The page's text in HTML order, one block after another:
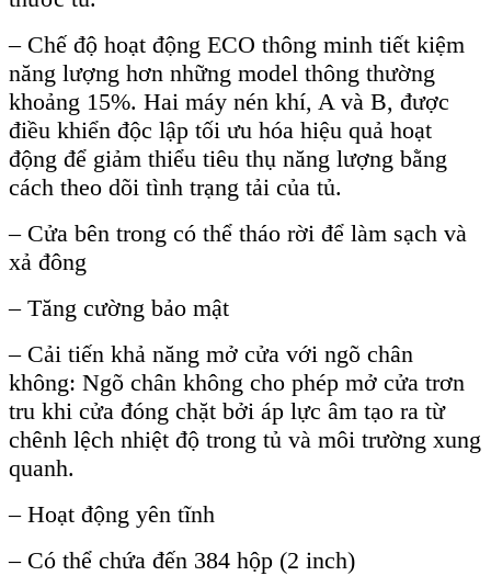
– Chế độ hoạt động ECO thông minh tiết kiệm
năng lượng hơn những model thông thường
khoảng 15%. Hai máy nén khí, A và B, được
điều khiển độc lập tối ưu hóa hiệu quả hoạt
động để giảm thiểu tiêu thụ năng lượng bằng
cách theo dõi tình trạng tải của tủ.
– Cửa bên trong có thể tháo rời để làm sạch và
xả đông
– Tăng cường bảo mật
– Cải tiến khả năng mở cửa với ngõ chân
không: Ngõ chân không cho phép mở cửa trơn
tru khi cửa đóng chặt bởi áp lực âm tạo ra từ
chênh lệch nhiệt độ trong tủ và môi trường xung
quanh.
– Hoạt động yên tĩnh
– Có thể chứa đến 384 hộp (2 inch)